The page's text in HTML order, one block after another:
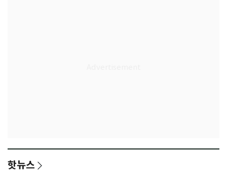
핫뉴스